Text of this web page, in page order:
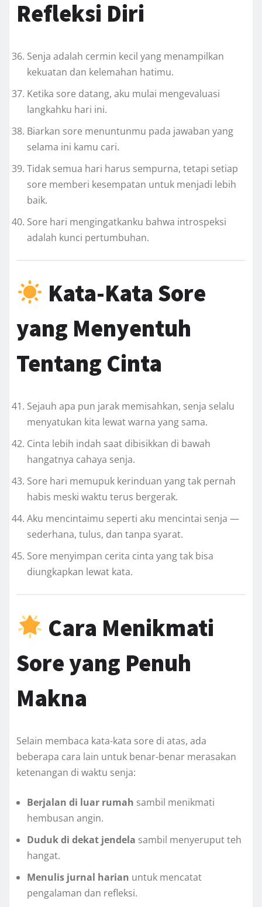
Refleksi Diri
Senja adalah cermin kecil yang menampilkan
kekuatan dan kelemahan hatimu.
Ketika sore datang, aku mulai mengevaluasi
langkahku hari ini.
Biarkan sore menuntunmu pada jawaban yang
selama ini kamu cari.
Tidak semua hari harus sempurna, tetapi setiap
sore memberi kesempatan untuk menjadi lebih
baik.
Sore hari mengingatkanku bahwa introspeksi
adalah kunci pertumbuhan.
Kata-Kata Sore
yang Menyentuh
Tentang Cinta
Sejauh apa pun jarak memisahkan, senja selalu
menyatukan kita lewat warna yang sama.
Cinta lebih indah saat dibisikkan di bawah
hangatnya cahaya senja.
Sore hari memupuk kerinduan yang tak pernah
habis meski waktu terus bergerak.
Aku mencintaimu seperti aku mencintai senja —
sederhana, tulus, dan tanpa syarat.
Sore menyimpan cerita cinta yang tak bisa
diungkapkan lewat kata.
Cara Menikmati
Sore yang Penuh
Makna
Selain membaca kata-kata sore di atas, ada
beberapa cara lain untuk benar-benar merasakan
ketenangan di waktu senja:
Berjalan di luar rumah sambil menikmati
hembusan angin.
Duduk di dekat jendela sambil menyeruput teh
hangat.
Menulis jurnal harian untuk mencatat
pengalaman dan refleksi.